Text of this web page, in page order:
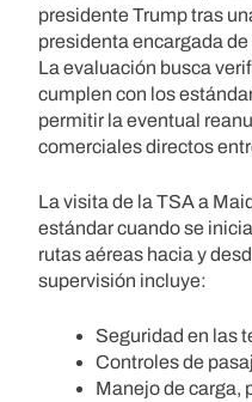
presidente Trump tras
presidenta encargada
La evaluación busca
cumplen con los
permitir la eventual
comerciales directos
La visita de la TSA a
estándar cuando se
rutas aéreas hacia y
supervisión incluye:
Seguridad en las
Controles de
Manejo de carga,